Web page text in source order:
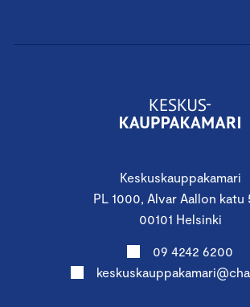
Keskuskauppakamari
PL 1000, Alvar Aallon katu
00101 Helsinki
09 4242 6200